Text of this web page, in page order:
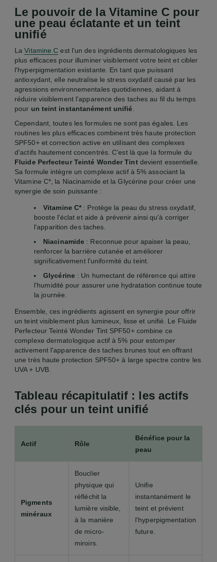
Le pouvoir de la Vitamine C pour
une peau éclatante et un teint
unifié
LaVitamine C est l'un des ingrédients dermatologiques les
plus efficaces pour illuminer visiblement votre teint et cibler
l'hyperpigmentation existante. En tant que puissant
antioxydant, elle neutralise le stress oxydatif causé par les
agressions environnementales quotidiennes, aidant à
réduire visiblement l'apparence des taches au fil du temps
pour un teint instantanément unifié
Cependant, toutes les formules ne sont pas égales. Les
routines les plus efficaces combinent très haute protection
SPF50+ et correction active en utilisant des complexes
d'actifs hautement concentrés. C'est là que la formule du
Fluide Perfecteur Teinté Wonder Tintdevient essentielle.
Sa formule intègre un complexe actif à 5% associant la
Vitamine C*, la Niacinamide et la Glycérine pour créer une
synergie de soin puissante :
Vitamine C* : Protège la peau du stress oxydatif,
booste l'éclat et aide à prévenir ainsi qu'à corriger
l'apparition des taches.
Niacinamide : Reconnue pour apaiser la peau,
renforcer la barrière cutanée et améliorer
significativement l'uniformité du teint.
Glycérine: Un humectant de référence qui attire
l'humidité pour assurer une hydratation continue toute
la journée.
Ensemble, ces ingrédients agissent en synergie pour offrir
un teint visiblement plus lumineux, lisse et unifié. Le Fluide
Perfecteur Teinté Wonder Tint SPF50+ combine ce
complexe dermatologique actif à 5% pour estomper
activement l'apparence des taches brunes tout en offrant
une très haute protection SPF50+ à large spectre contre les
UVA + UVB.
Tableau récapitulatif : les actifs
clés pour un teint unifié
Actif Rôle
Bénéfice pour la
peau
Pigments
minéraux
Bouclier
physique qui
réfléchit la
lumière visible,
à la manière
de micro-
miroirs.
Unifie
instantanément le
teint et prévient
l'hyperpigmentation
future.